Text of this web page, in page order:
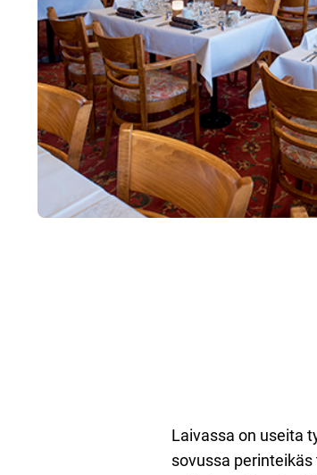
Laivassa on useita
sovussa